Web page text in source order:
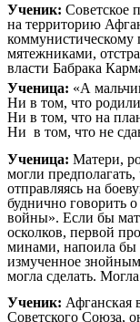
Ученик: Советское
на территорию
коммунистическому
мятежниками,
власти Бабрака
Ученица: «А
Ни в том, что
Ни в том, что на
Ни в том, что не
Ученица: Матери,
могли
отправляясь на
буднично говорить
войны». Если бы
осколков, первой
минами, напоила бы
измученное
могла сделать.
Ученик: Афганская
Советского Союза,